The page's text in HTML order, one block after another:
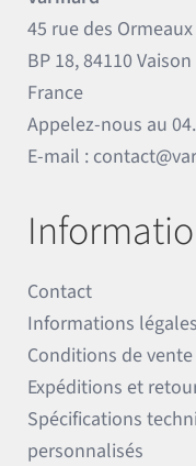
45 rue des Ormeaux
BP 18, 84110
France
Appelez-nous au
E-mail :
Contact
Informations légales
Conditions de vente
Expéditions et
Spécifications
personnalisés